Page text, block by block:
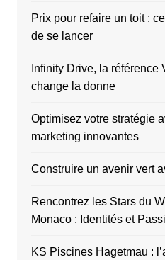
Prix pour refaire un toit :
de se lancer
Infinity Drive, la référence
change la donne
Optimisez votre stratégie
marketing innovantes
Construire un avenir vert
Rencontrez les Stars du
Monaco : Identités et
KS Piscines Hagetmau :